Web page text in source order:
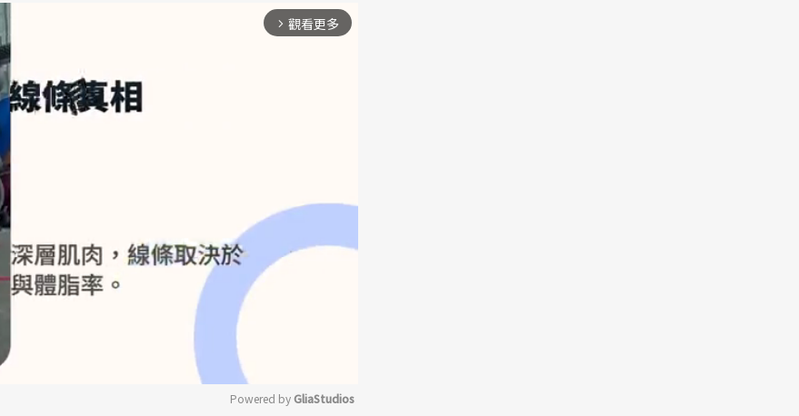
arrow_forward_ios 觀看更多
Powered by GliaStudios